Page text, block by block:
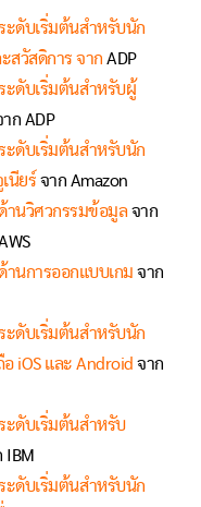
ดับเริ่มต้นสำหรับนัก
สวัสดิการ จาก ADP
ดับเริ่มต้นสำหรับผู้
ก ADP
ดับเริ่มต้นสำหรับนัก
นียร์ จาก Amazon
นวิศวกรรมข้อมูลจาก
นการออกแบบเกม จาก
ดับเริ่มต้นสำหรับนัก
iOS และ Android จาก
ดับเริ่มต้นสำหรับ
IBM
ดับเริ่มต้นสำหรับนัก